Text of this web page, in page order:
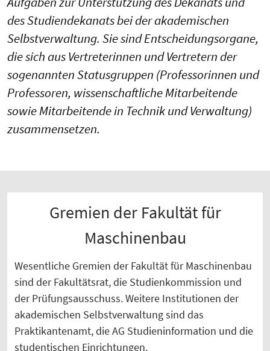
des Studiendekanats bei der akademischen
Selbstverwaltung. Sie sind Entscheidungsorgane,
die sich aus Vertreterinnen und Vertretern der
sogenannten Statusgruppen (Professorinnen und
Professoren, wissenschaftliche Mitarbeitende
sowie Mitarbeitende in Technik und Verwaltung)
zusammensetzen.
Gremien der Fakultät für
Maschinenbau
Wesentliche Gremien der Fakultät für Maschinenbau
sind der Fakultätsrat, die Studienkommission und
der Prüfungsausschuss. Weitere Institutionen der
akademischen Selbstverwaltung sind das
Praktikantenamt, die AG Studieninformation und die
studentischen Einrichtungen.